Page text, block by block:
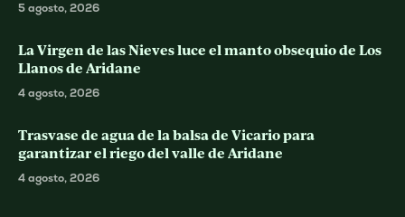
5 agosto, 2026
La Virgen de las Nieves luce el manto obsequio de Los
Llanos de Aridane
4 agosto, 2026
Trasvase de agua de la balsa de Vicario para
garantizar el riego del valle de Aridane
4 agosto, 2026